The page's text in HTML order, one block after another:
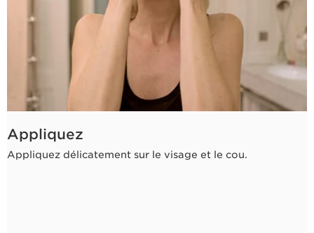
Appliquez
Appliquez délicatement sur le visage et le cou.